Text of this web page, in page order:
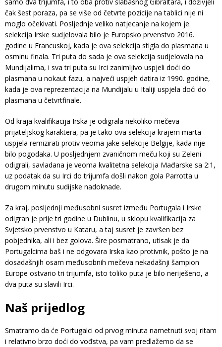
samo dva trijumfa, i to oba protiv slabašnog Gibraltara, i doživjeli
čak šest poraza, pa se više od četvrte pozicije na tablici nije ni
moglo očekivati. Posljednje veliko natjecanje na kojem je
selekcija Irske sudjelovala bilo je Europsko prvenstvo 2016.
godine u Francuskoj, kada je ova selekcija stigla do plasmana u
osminu finala. Tri puta do sada je ova selekcija sudjelovala na
Mundijalima, i sva tri puta su Irci zanimljivo uspjeli doći do
plasmana u nokaut fazu, a najveći uspjeh datira iz 1990. godine,
kada je ova reprezentacija na Mundijalu u Italiji uspjela doći do
plasmana u četvrtfinale.
Od kraja kvalifikacija Irska je odigrala nekoliko mečeva
prijateljskog karaktera, pa je tako ova selekcija krajem marta
uspjela remizirati protiv veoma jake selekcije Belgije, kada nije
bilo pogodaka. U posljednjem zvaničnom meču koji su Zeleni
odigrali, savladana je veoma kvalitetna selekcija Mađarske sa 2:1,
uz podatak da su Irci do trijumfa došli nakon gola Parrotta u
drugom minutu sudijske nadoknade.
Za kraj, posljednji međusobni susret između Portugala i Irske
odigran je prije tri godine u Dublinu, u sklopu kvalifikacija za
Svjetsko prvenstvo u Kataru, a taj susret je završen bez
pobjednika, ali i bez golova. Šire posmatrano, utisak je da
Portugalcima baš i ne odgovara Irska kao protivnik, pošto je na
dosadašnjih osam međusobnih mečeva nekadašnji šampion
Europe ostvario tri trijumfa, isto toliko puta je bilo neriješeno, a
dva puta su slavili Irci.
Naš prijedlog
Smatramo da će Portugalci od prvog minuta nametnuti svoj ritam
i relativno brzo doći do vođstva, pa vam predlažemo da se